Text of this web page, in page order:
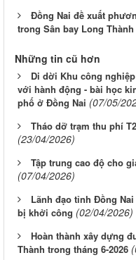
Đồng Nai đề xuất
trong Sân bay Long Thành
Những tin cũ hơn
Di dời Khu công nghiệp
với hành động - bài học
phố ở Đồng Nai (07/05/
Tháo dỡ trạm thu phí
(23/04/2026)
Tập trung cao độ cho
(07/04/2026)
Lãnh đạo tỉnh Đồng
bị khởi công (02/04/2026)
Hoàn thành xây dựng
Thành trong tháng 6-2026